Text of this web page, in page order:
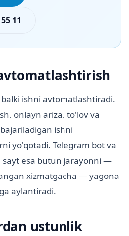
11
ishni avtomatlashtiradi.
onlayn ariza, to'lov va
ishni
yo'qotadi. Telegram bot va
sayt esa butun jarayonni —
xizmatgacha — yagona
aylantiradi.
ustunlik